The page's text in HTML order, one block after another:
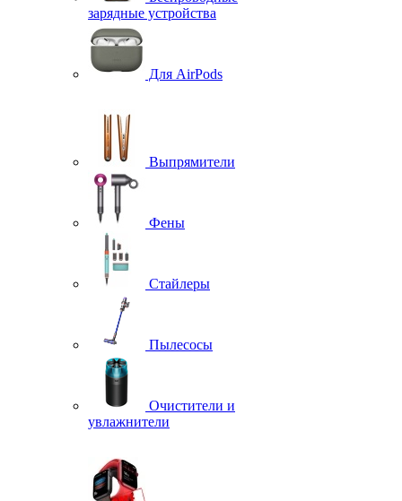
зарядные устройства
Для AirPods
Выпрямители
Фены
Стайлеры
Пылесосы
Очистители и
увлажнители